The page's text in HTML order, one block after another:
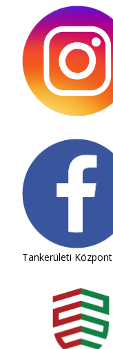
Tankerületi Központ